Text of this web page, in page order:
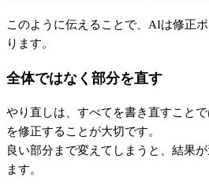
このように伝えることで、AIは修正
ります。
全体ではなく部分を直す
やり直しは、すべてを書き直すこと
を修正することが大切です。
良い部分まで変えてしまうと、結果
ます。